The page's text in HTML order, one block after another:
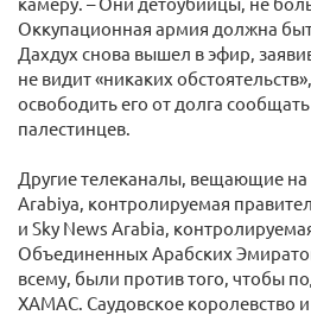
Оккупационная армия должна
Дахдух снова вышел в эфир,
не видит «никаких
освободить его от долга
палестинцев.
Другие телеканалы, вещающие на
Arabiya, контролируемая
и Sky News Arabia,
Объединенных Арабских
всему, были против того, чтобы
ХАМАС. Саудовское королевство